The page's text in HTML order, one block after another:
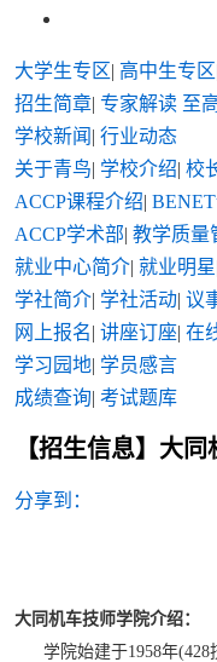
大学生专区| 高中生专区
招生简章| 专家解读 至
学校新闻 | 行业动态
关于青鸟| 学校介绍| 校
ACCP课程介绍|
ACCP学术部| 教学质量
就业中心简介| 就业明星
学社简介| 学社活动| 议
网上报名| 讲座订座| 在
学习园地| 学员感言
成绩查询| 考试题库
【招生信息】大
分享到：
大同机车技师学院介绍：
学院始建于1958年(428